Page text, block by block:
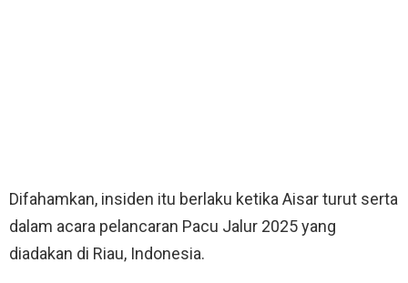
Difahamkan, insiden itu berlaku ketika Aisar turut serta
dalam acara pelancaran Pacu Jalur 2025 yang
diadakan di Riau, Indonesia.